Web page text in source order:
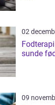
02
sunde
09